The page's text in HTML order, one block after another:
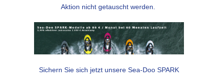
Aktion nicht getauscht werden.
Sichern Sie sich jetzt unsere Sea-Doo SPARK